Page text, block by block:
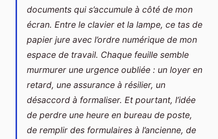
documents qui s’accumule à côté de mon
écran. Entre le clavier et la lampe, ce tas de
papier jure avec l’ordre numérique de mon
espace de travail. Chaque feuille semble
murmurer une urgence oubliée : un loyer en
retard, une assurance à résilier, un
désaccord à formaliser. Et pourtant, l’idée
de perdre une heure en bureau de poste,
de remplir des formulaires à l’ancienne, de